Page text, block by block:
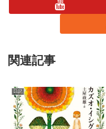
関連記事
日記